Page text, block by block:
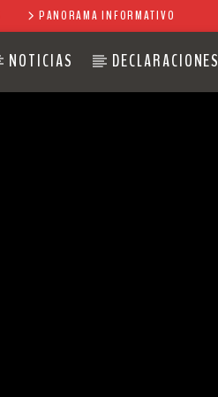
PANORAMA INFORMATIVO
NOTICIAS DECLARACIONES